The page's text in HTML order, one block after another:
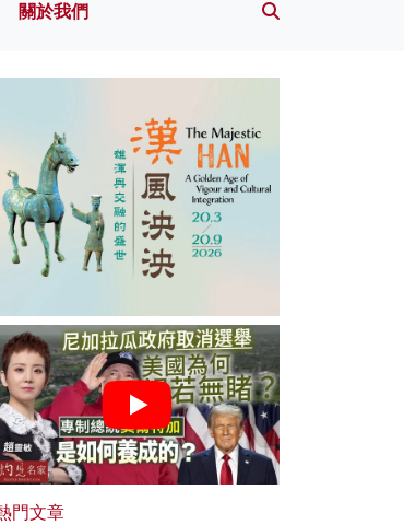
關於我們
門文章